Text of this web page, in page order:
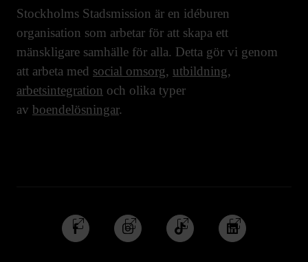
Stockholms Stadsmission är en idéburen
organisation som arbetar för att skapa ett
mänskligare samhälle för alla. Detta gör vi genom
att arbeta med social omsorg, utbildning,
arbetsintegration och olika typer
av boendelösningar.
Följ
oss
Följ
oss
Följ
oss
Följ
oss